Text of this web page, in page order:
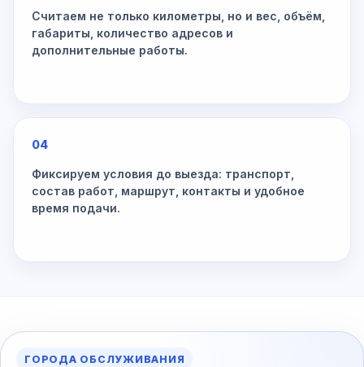
Считаем не только километры, но и вес, объём,
габариты, количество адресов и
дополнительные работы.
04
Фиксируем условия до выезда: транспорт,
состав работ, маршрут, контакты и удобное
время подачи.
ГОРОДА ОБСЛУЖИВАНИЯ